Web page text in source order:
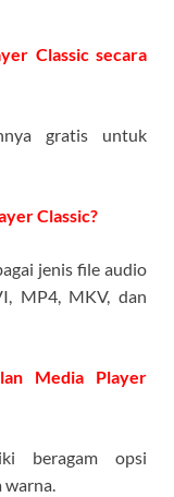
Classic secara
gratis untuk
Classic?
jenis file audio
MP4, MKV, dan
Media Player
beragam opsi
warna.